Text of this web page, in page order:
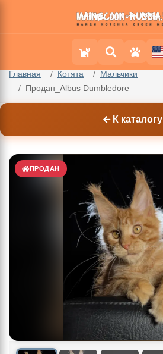
Главная Котята
Мальчики
Продан_Albus Dumbledore
К каталогу
ПРОДАН